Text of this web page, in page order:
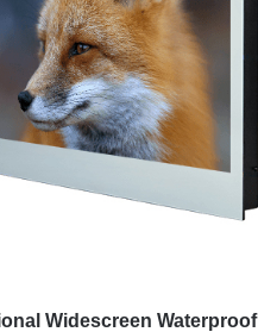
выбрать
на
странице
товара.
Widescreen Waterproof